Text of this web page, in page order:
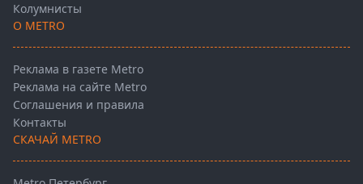
Колумнисты
О METRO
Реклама в газете Metro
Реклама на сайте Metro
Соглашения и правила
Контакты
СКАЧАЙ METRO